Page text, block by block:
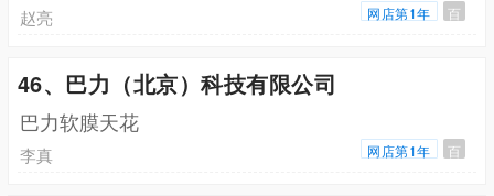
赵亮 网店第1年 百
46、巴力（北京）科技有限公司
巴力软膜天花
李真 网店第1年 百